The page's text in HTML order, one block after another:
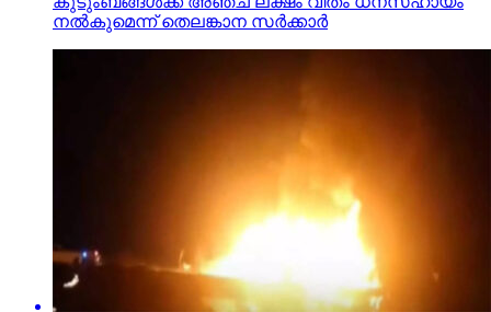
നല്‍കുമെന്ന് തെലങ്കാന സര്‍ക്കാര്‍